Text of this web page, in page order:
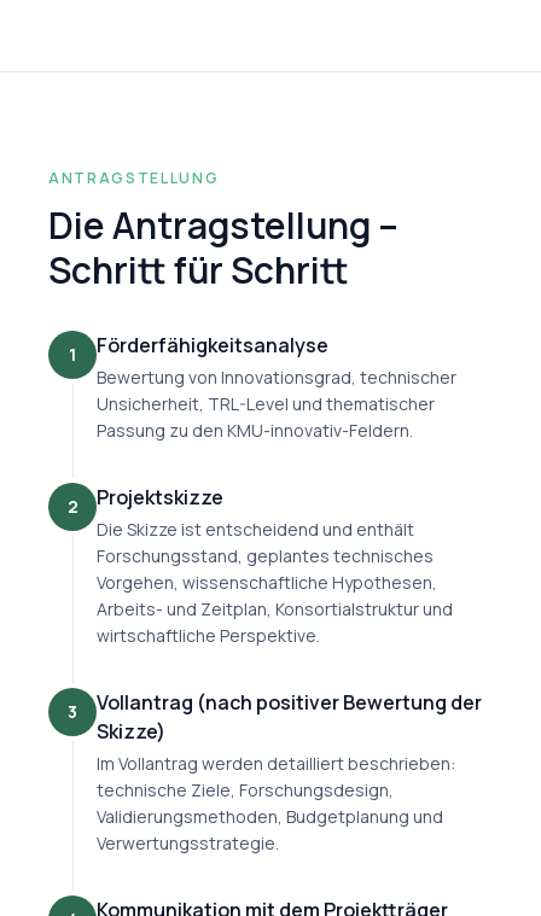
ANTRAGSTELLUNG
Die Antragstellung –
Schritt für Schritt
1 Förderfähigkeitsanalyse
Bewertung von Innovationsgrad, technischer
Unsicherheit, TRL-Level und thematischer
Passung zu den KMU-innovativ-Feldern.
2 Projektskizze
Die Skizze ist entscheidend und enthält
Forschungsstand, geplantes technisches
Vorgehen, wissenschaftliche Hypothesen,
Arbeits- und Zeitplan, Konsortialstruktur und
wirtschaftliche Perspektive.
3
Vollantrag (nach positiver Bewertung der
Skizze)
Im Vollantrag werden detailliert beschrieben:
technische Ziele, Forschungsdesign,
Validierungsmethoden, Budgetplanung und
Verwertungsstrategie.
Kommunikation mit dem Projektträger